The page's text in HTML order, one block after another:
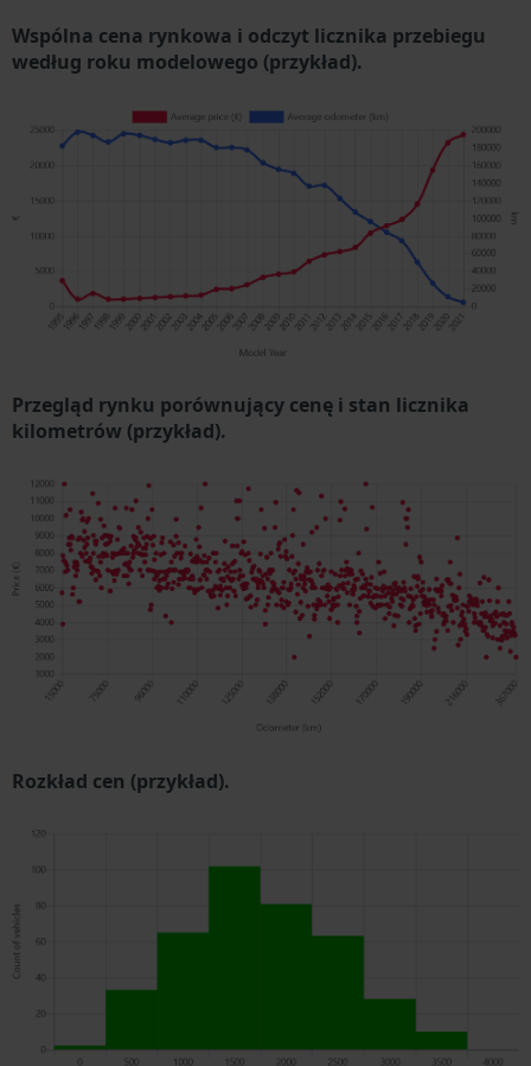
Wspólna cena rynkowa i odczyt licznika przebiegu
według roku modelowego (przykład).
Przegląd rynku porównujący cenę i stan licznika
kilometrów (przykład).
Rozkład cen (przykład).